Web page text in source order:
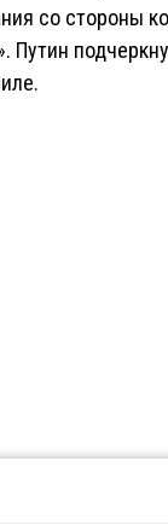
со стороны
Путин